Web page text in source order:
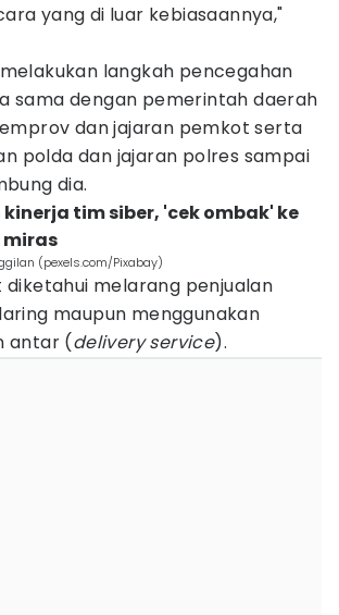
yang di luar kebiasaannya,"
langkah pencegahan
sama dengan pemerintah daerah
dan jajaran pemkot serta
polda dan jajaran polres sampai
dia.
tim siber, 'cek ombak' ke
miras
(pexels.com/Pixabay)
melarang penjualan
maupun menggunakan
antar (delivery service).